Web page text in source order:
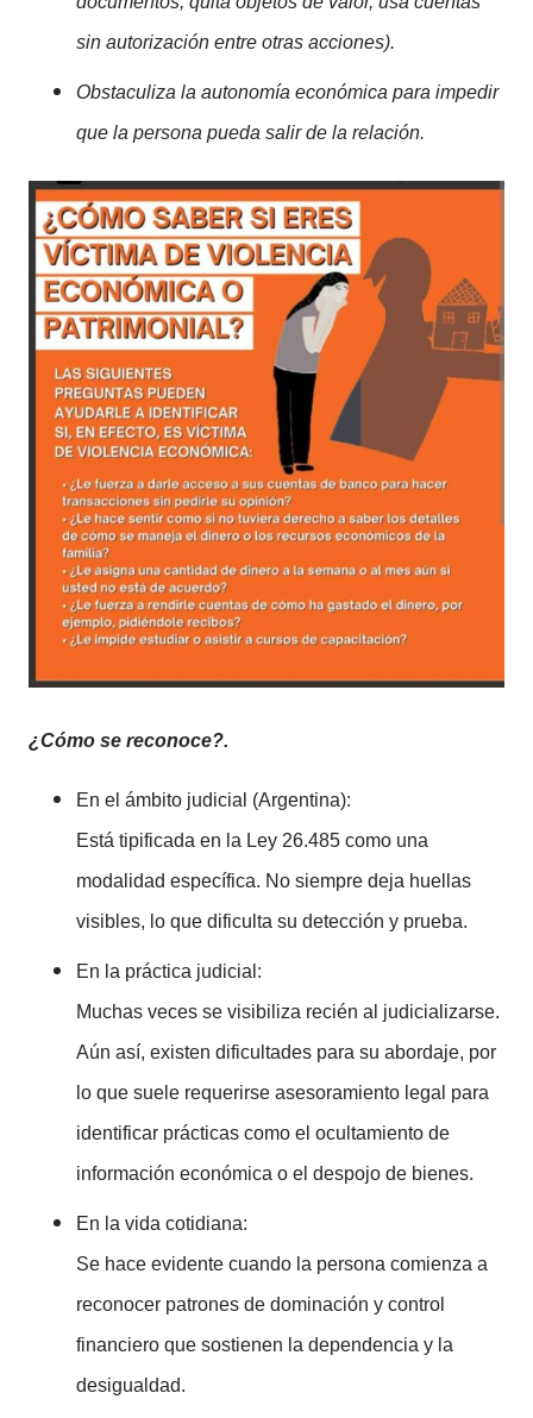
sin autorización entre otras acciones).
Obstaculiza la autonomía económica para impedir
que la persona pueda salir de la relación.
¿Cómo se reconoce?.
En el ámbito judicial (Argentina):
Está tipificada en la Ley 26.485 como una
modalidad específica. No siempre deja huellas
visibles, lo que dificulta su detección y prueba.
En la práctica judicial:
Muchas veces se visibiliza recién al judicializarse.
Aún así, existen dificultades para su abordaje, por
lo que suele requerirse asesoramiento legal para
identificar prácticas como el ocultamiento de
información económica o el despojo de bienes.
En la vida cotidiana:
Se hace evidente cuando la persona comienza a
reconocer patrones de dominación y control
financiero que sostienen la dependencia y la
desigualdad.